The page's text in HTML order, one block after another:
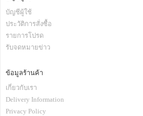
บัญชีผู้ใช้
ประวัติการสั่งซื้อ
รายการโปรด
รับจดหมายข่าว
ข้อมูลร้านค้า
เกี่ยวกับเรา
Delivery Information
Privacy Policy